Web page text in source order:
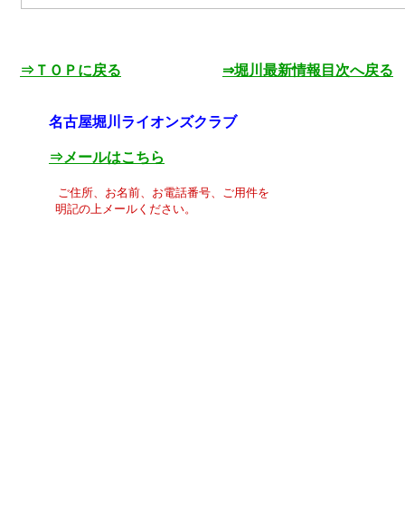
⇒ＴＯＰに戻る ⇒堀川最新情報目次へ戻る
名古屋堀川ライオンズクラブ
⇒メールはこちら
ご住所、お名前、お電話番号、ご用件を
明記の上メールください。